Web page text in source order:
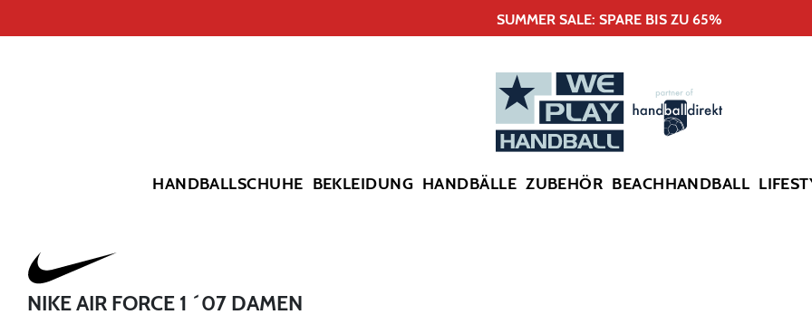
SUMMER SALE: SPARE BIS ZU 65%
HANDBALLSCHUHE BEKLEIDUNG HANDBÄLLE ZUBEHÖR BEACHHANDBALL
NIKE AIR FORCE 1 ´07 DAMEN